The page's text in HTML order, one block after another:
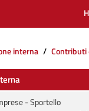
interna Contributi
- Sportello